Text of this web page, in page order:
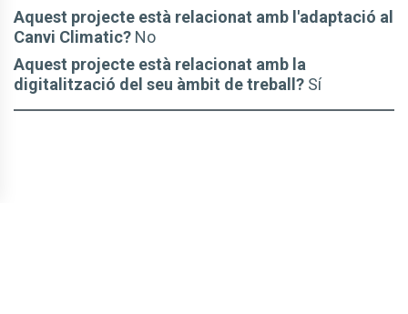
Aquest projecte està relacionat amb l'adaptació al
Canvi Climatic? No
Aquest projecte està relacionat amb la
digitalització del seu àmbit de treball? Sí